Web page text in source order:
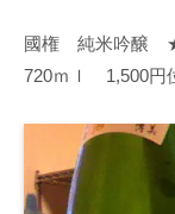
國権 純米吟
720ｍｌ 1,500円